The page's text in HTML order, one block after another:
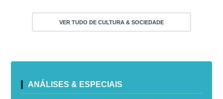
VER TUDO DE CULTURA & SOCIEDADE
ANÁLISES & ESPECIAIS